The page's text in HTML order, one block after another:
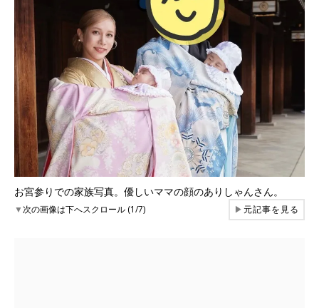
お宮参りでの家族写真。優しいママの顔のありしゃんさん。
▼次の画像は下へスクロール (1/7) ▶元記事を見る